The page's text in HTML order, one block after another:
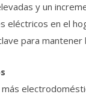
y un
eléctricos en el
para